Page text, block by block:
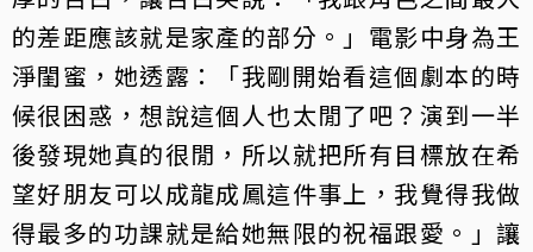
的差距應該就是家產的部分。」電影中身為王
淨閨蜜，她透露：「我剛開始看這個劇本的時
候很困惑，想說這個人也太閒了吧？演到一半
後發現她真的很閒，所以就把所有目標放在希
望好朋友可以成龍成鳳這件事上，我覺得我做
得最多的功課就是給她無限的祝福跟愛。」讓